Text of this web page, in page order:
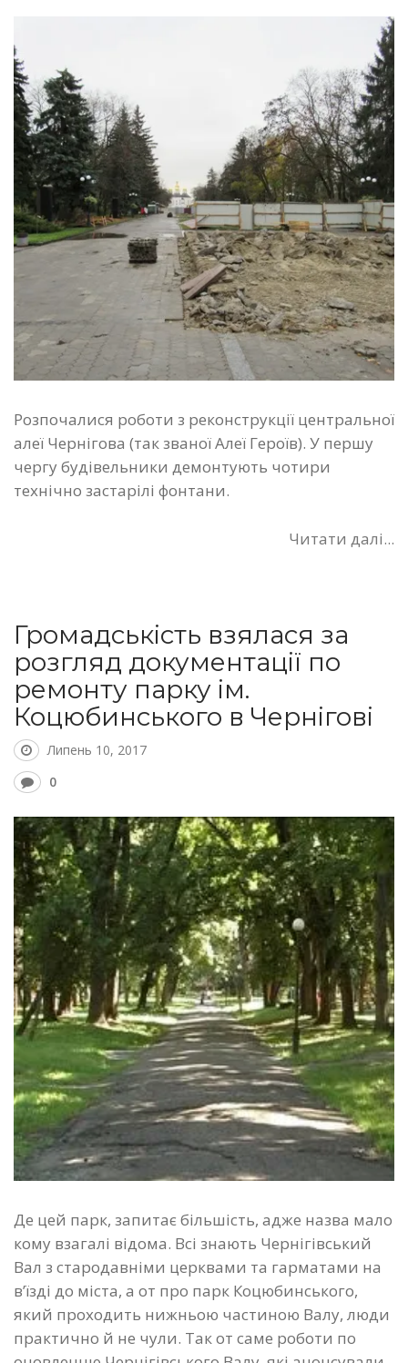
Розпочалися роботи з реконструкції центральної
алеї Чернігова (так званої Алеї Героїв). У першу
чергу будівельники демонтують чотири
технічно застарілі фонтани.
Читати далі...
Громадськість взялася за
розгляд документації по
ремонту парку ім.
Коцюбинського в Чернігові
Липень 10, 2017
0
Де цей парк, запитає більшість, адже назва мало
кому взагалі відома. Всі знають Чернігівський
Вал з стародавніми церквами та гарматами на
в’їзді до міста, а от про парк Коцюбинського,
який проходить нижньою частиною Валу, люди
практично й не чули. Так от саме роботи по